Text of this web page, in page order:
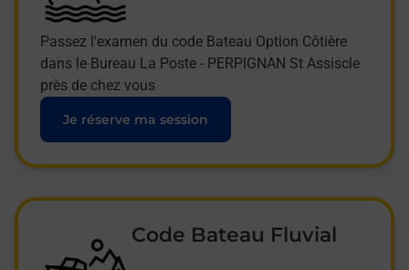
Passez l'examen du code Bateau Option Côtière
dans le Bureau La Poste - PERPIGNAN St Assiscle
près de chez vous
Je réserve ma session
Code Bateau Fluvial